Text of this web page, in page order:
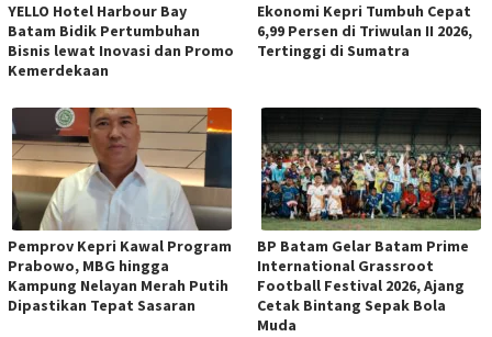
YELLO Hotel Harbour Bay
Batam Bidik Pertumbuhan
Bisnis lewat Inovasi dan Promo
Kemerdekaan
Ekonomi Kepri Tumbuh Cepat
6,99 Persen di Triwulan II 2026,
Tertinggi di Sumatra
Pemprov Kepri Kawal Program
Prabowo, MBG hingga
Kampung Nelayan Merah Putih
Dipastikan Tepat Sasaran
BP Batam Gelar Batam Prime
International Grassroot
Football Festival 2026, Ajang
Cetak Bintang Sepak Bola
Muda